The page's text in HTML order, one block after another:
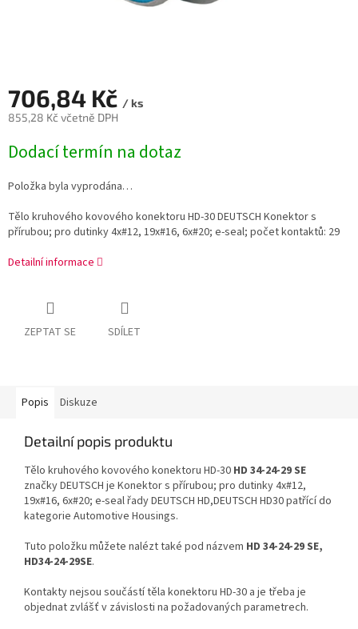
706,84 Kč / ks
855,28 Kč včetně DPH
cena:
Dodací termín na dotaz
Položka byla vyprodána…
Tělo kruhového kovového konektoru HD-30 DEUTSCH Konektor s
přírubou; pro dutinky 4x#12, 19x#16, 6x#20; e-seal; počet kontaktů: 29
Detailní informace
ZEPTAT SE SDÍLET
Popis Diskuze
Detailní popis produktu
Tělo kruhového kovového konektoru HD-30 HD 34-24-29 SE
značky DEUTSCH je Konektor s přírubou; pro dutinky 4x#12,
19x#16, 6x#20; e-seal řady DEUTSCH HD,DEUTSCH HD30 patřící do
kategorie Automotive Housings.
Tuto položku můžete nalézt také pod názvem HD 34-24-29 SE,
HD34-24-29SE.
Kontakty nejsou součástí těla konektoru HD-30 a je třeba je
objednat zvlášť v závislosti na požadovaných parametrech.